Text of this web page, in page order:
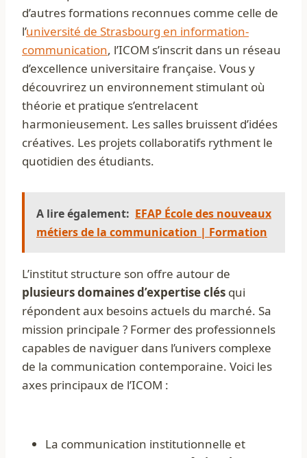
d’autres formations reconnues comme celle de
l’université de Strasbourg en information-
communication, l’ICOM s’inscrit dans un réseau
d’excellence universitaire française. Vous y
découvrirez un environnement stimulant où
théorie et pratique s’entrelacent
harmonieusement. Les salles bruissent d’idées
créatives. Les projets collaboratifs rythment le
quotidien des étudiants.
A lire également: EFAP École des nouveaux
métiers de la communication | Formation
L’institut structure son offre autour de
plusieurs domaines d’expertise clés qui
répondent aux besoins actuels du marché. Sa
mission principale ? Former des professionnels
capables de naviguer dans l’univers complexe
de la communication contemporaine. Voici les
axes principaux de l’ICOM :
La communication institutionnelle et